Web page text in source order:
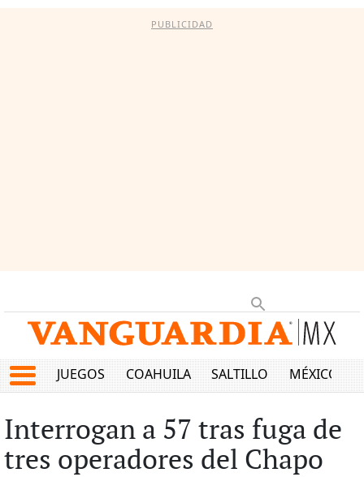
PUBLICIDAD
JUEGOS COAHUILA SALTILLO MÉXICO
Interrogan a 57 tras fuga de
tres operadores del Chapo